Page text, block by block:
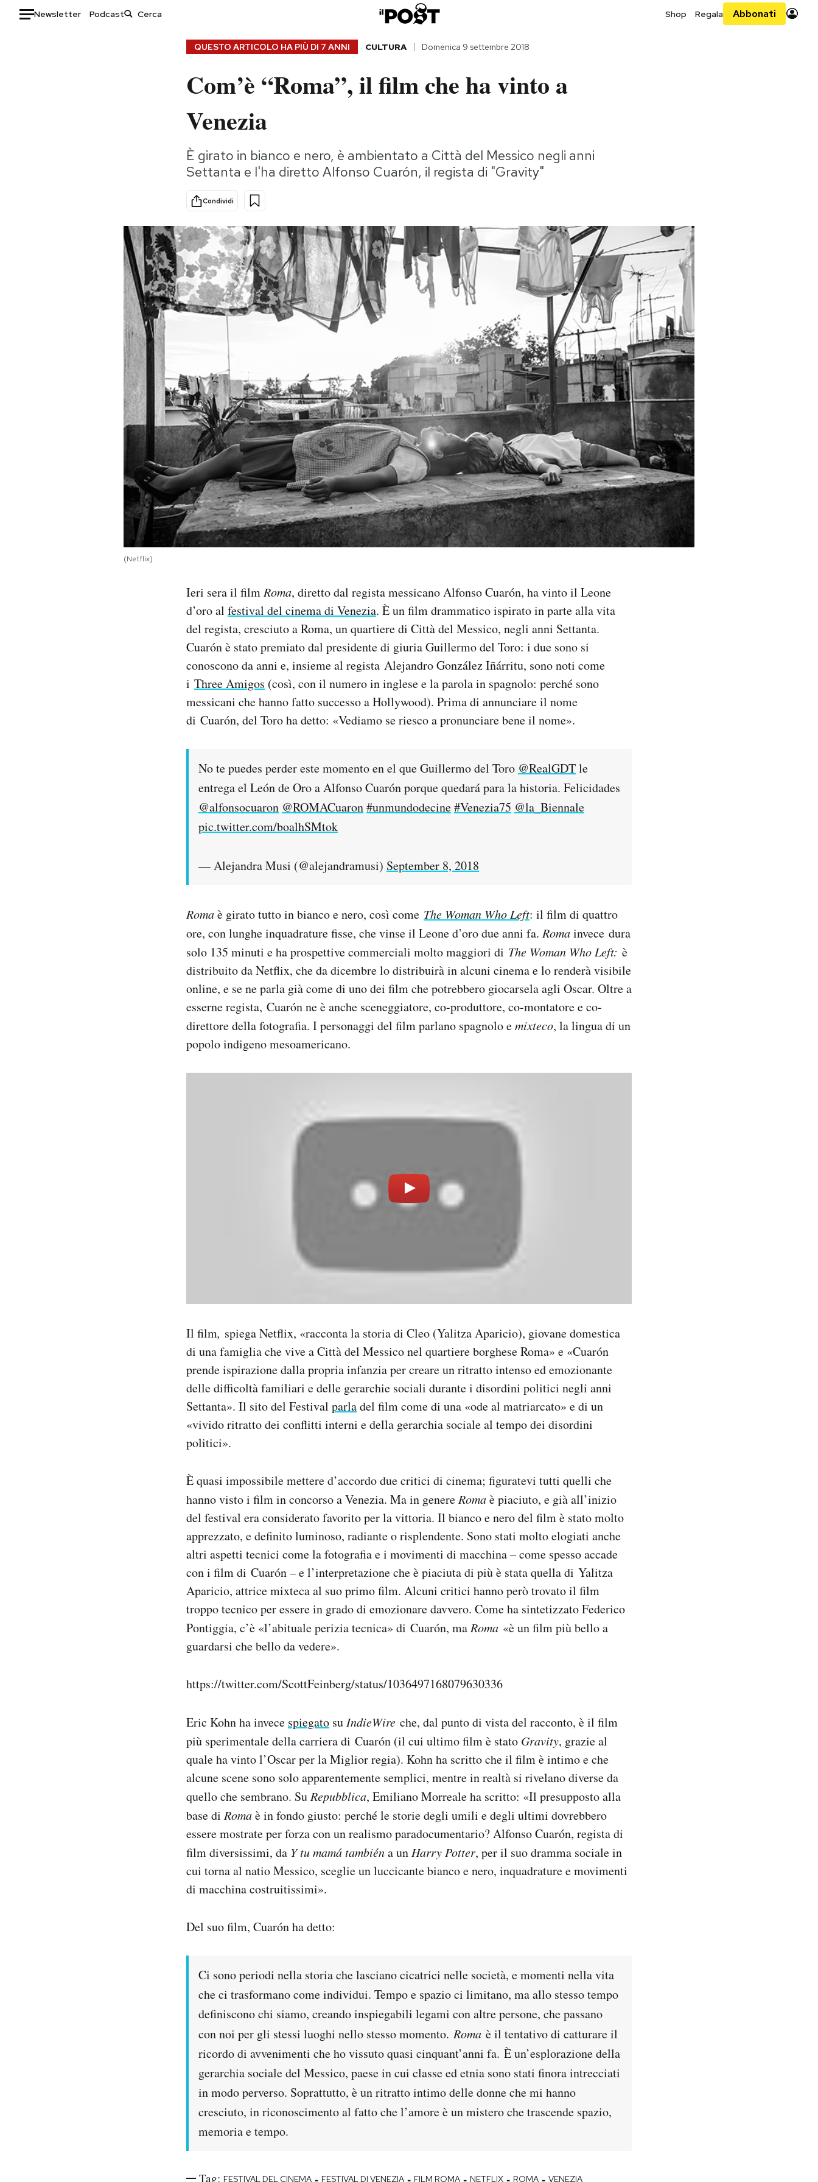
Newsletter Podcast Shop Regala Abbonati
Storie/Idee
Ok Boomer!
Altrecose
Mondiali calcio 2026
QUESTO ARTICOLO HA PIÙ DI 7 ANNI CULTURA Domenica 9 settembre 2018
Com’è “Roma”, il film che ha vinto a
Venezia
È girato in bianco e nero, è ambientato a Città del Messico negli anni
Settanta e l'ha diretto Alfonso Cuarón, il regista di "Gravity"
Condividi
(Netflix)
Ieri sera il film Roma, diretto dal regista messicano Alfonso Cuarón, ha vinto il Leone
d’oro al festival del cinema di Venezia. È un film drammatico ispirato in parte alla vita
del regista, cresciuto a Roma, un quartiere di Città del Messico, negli anni Settanta.
Cuarón è stato premiato dal presidente di giuria Guillermo del Toro: i due sono si
conoscono da anni e, insieme al regista Alejandro González Iñárritu, sono noti come
i Three Amigos (così, con il numero in inglese e la parola in spagnolo: perché sono
messicani che hanno fatto successo a Hollywood). Prima di annunciare il nome
di Cuarón, del Toro ha detto: «Vediamo se riesco a pronunciare bene il nome».
No te puedes perder este momento en el que Guillermo del Toro @RealGDTle
entrega el León de Oro a Alfonso Cuarón porque quedará para la historia. Felicidades
@alfonsocuaron @ROMACuaron#unmundodecine#Venezia75 @la_Biennale
pic.twitter.com/boalhSMtok
— Alejandra Musi (@alejandramusi) September 8, 2018
Romaè girato tutto in bianco e nero, così come The Woman Who Left: il film di quattro
ore, con lunghe inquadrature fisse, che vinse il Leone d’oro due anni fa. Romainvece dura
solo 135 minuti e ha prospettive commerciali molto maggiori di The Woman Who Left: è
distribuito da Netflix, che da dicembre lo distribuirà in alcuni cinema e lo renderà visibile
online, e se ne parla già come di uno dei film che potrebbero giocarsela agli Oscar. Oltre a
esserne regista, Cuarón ne è anche sceneggiatore, co-produttore, co-montatore e co-
direttore della fotografia. I personaggi del film parlano spagnolo emixteco, la lingua di un
popolo indigeno mesoamericano.
Il film, spiega Netflix, «racconta la storia di Cleo (Yalitza Aparicio), giovane domestica
di una famiglia che vive a Città del Messico nel quartiere borghese Roma» e «Cuarón
prende ispirazione dalla propria infanzia per creare un ritratto intenso ed emozionante
delle difficoltà familiari e delle gerarchie sociali durante i disordini politici negli anni
Settanta». Il sito del Festival parladel film come di una «ode al matriarcato» e di un
«vivido ritratto dei conflitti interni e della gerarchia sociale al tempo dei disordini
politici».
È quasi impossibile mettere d’accordo due critici di cinema; figuratevi tutti quelli che
hanno visto i film in concorso a Venezia. Ma in genere Romaè piaciuto, e già all’inizio
del festival era considerato favorito per la vittoria. Il bianco e nero del film è stato molto
apprezzato, e definito luminoso, radiante o risplendente. Sono stati molto elogiati anche
altri aspetti tecnici come la fotografia e i movimenti di macchina – come spesso accade
con i film di Cuarón – e l’interpretazione che è piaciuta di più è stata quella di Yalitza
Aparicio, attrice mixteca al suo primo film. Alcuni critici hanno però trovato il film
troppo tecnico per essere in grado di emozionare davvero. Come ha sintetizzato Federico
Pontiggia, c’è «l’abituale perizia tecnica» di Cuarón, ma Roma «è un film più bello a
guardarsi che bello da vedere».
https://twitter.com/ScottFeinberg/status/1036497168079630336
Eric Kohn ha invece spiegato su IndieWire che, dal punto di vista del racconto, è il film
più sperimentale della carriera di Cuarón (il cui ultimo film è stato Gravity, grazie al
quale ha vinto l’Oscar per la Miglior regia). Kohn ha scritto che il film è intimo e che
alcune scene sono solo apparentemente semplici, mentre in realtà si rivelano diverse da
quello che sembrano. Su Repubblica, Emiliano Morreale ha scritto: «Il presupposto alla
base di Romaè in fondo giusto: perché le storie degli umili e degli ultimi dovrebbero
essere mostrate per forza con un realismo paradocumentario? Alfonso Cuarón, regista di
film diversissimi, da Y tu mamá tambiéna un Harry Potter, per il suo dramma sociale in
cui torna al natio Messico, sceglie un luccicante bianco e nero, inquadrature e movimenti
di macchina costruitissimi».
Del suo film, Cuarón ha detto:
Ci sono periodi nella storia che lasciano cicatrici nelle società, e momenti nella vita
che ci trasformano come individui. Tempo e spazio ci limitano, ma allo stesso tempo
definiscono chi siamo, creando inspiegabili legami con altre persone, che passano
con noi per gli stessi luoghi nello stesso momento. Roma è il tentativo di catturare il
ricordo di avvenimenti che ho vissuto quasi cinquant’anni fa. È un’esplorazione della
gerarchia sociale del Messico, paese in cui classe ed etnia sono stati finora intrecciati
in modo perverso. Soprattutto, è un ritratto intimo delle donne che mi hanno
cresciuto, in riconoscimento al fatto che l’amore è un mistero che trascende spazio,
memoria e tempo.
Tag: FESTIVAL DEL CINEMA FESTIVAL DI VENEZIA FILM ROMA NETFLIX ROMA VENEZIA